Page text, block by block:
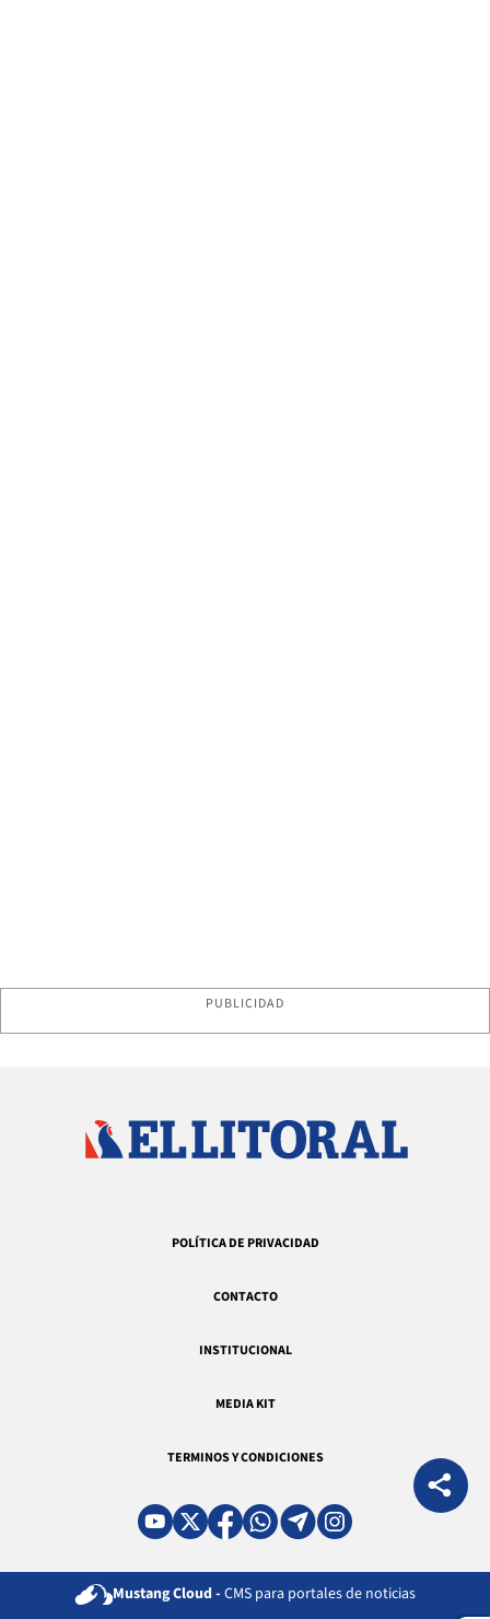
PUBLICIDAD
POLÍTICA DE PRIVACIDAD
CONTACTO
INSTITUCIONAL
MEDIA KIT
TERMINOS Y CONDICIONES
Mustang Cloud - CMS para portales de noticias